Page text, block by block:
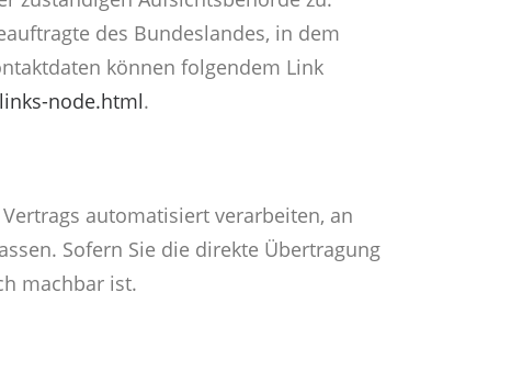
des Bundeslandes, in dem
können folgendem Link
node.html.
automatisiert verarbeiten, an
Sofern Sie die direkte Übertragung
machbar ist.